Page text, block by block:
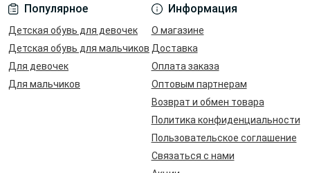
Популярное
Детская обувь для девочек
Детская обувь для мальчиков
Для девочек
Для мальчиков
Информация
О магазине
Доставка
Оплата заказа
Оптовым партнерам
Возврат и обмен товара
Политика конфиденциальности
Пользовательское соглашение
Связаться с нами